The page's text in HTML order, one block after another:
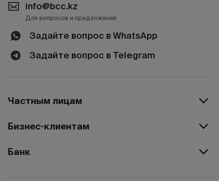
info@bcc.kz
Для вопросов и предложений
Задайте вопрос в WhatsApp
Задайте вопрос в Telegram
Частным лицам
Бизнес-клиентам
Банк